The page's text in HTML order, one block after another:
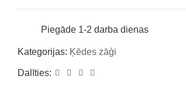
Piegāde 1-2 darba dienas
Kategorijas: Ķēdes zāģi
Dalīties: